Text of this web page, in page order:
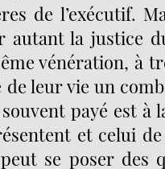
de l’exécutif.
autant la justice
vénération, à
de leur vie un
payé est à
et celui
se poser des